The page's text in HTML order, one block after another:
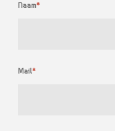
Naam*
Mail*